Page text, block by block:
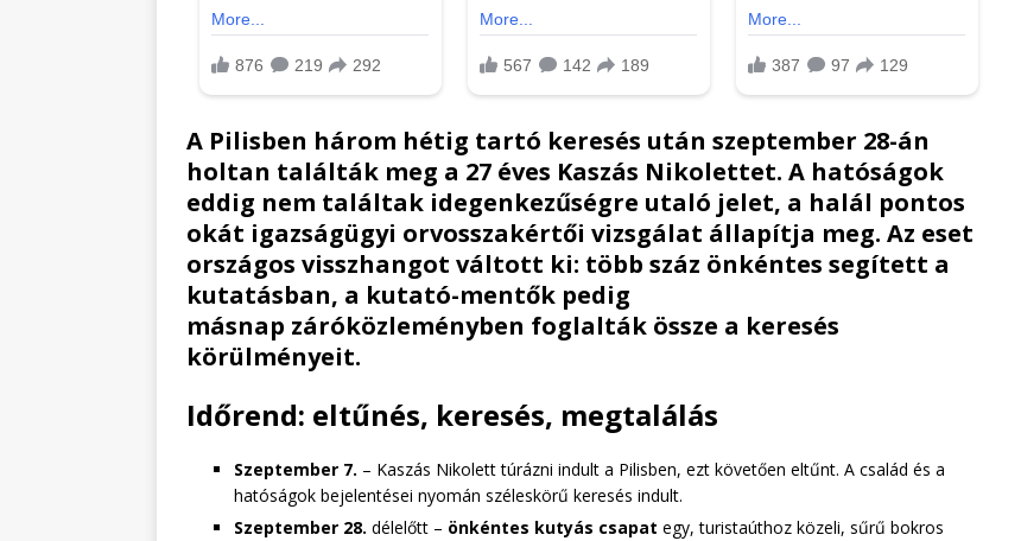
A Pilisben három hétig tartó keresés után szeptember 28-án
holtan találták meg a 27 éves Kaszás Nikolettet. A hatóságok
eddig nem találtak idegenkezűségre utaló jelet, a halál pontos
okát igazságügyi orvosszakértői vizsgálat állapítja meg. Az eset
országos visszhangot váltott ki: több száz önkéntes segített a
kutatásban, a kutató-mentők pedig
másnap záróközleményben foglalták össze a keresés
körülményeit.
Időrend: eltűnés, keresés, megtalálás
Szeptember 7. – Kaszás Nikolett túrázni indult a Pilisben, ezt követően eltűnt. A család és a
hatóságok bejelentései nyomán széleskörű keresés indult.
Szeptember 28. délelőtt – önkéntes kutyás csapat egy, turistaúthoz közeli, sűrű bokros